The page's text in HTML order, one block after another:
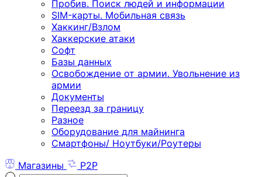
Пробив. Поиск людей и информации
SIM-карты. Мобильная связь
Хаккинг/Взлом
Хаккерские атаки
Софт
Базы данных
Освобождение от армии. Увольнение из
армии
Документы
Переезд за границу
Разное
Оборудование для майнинга
Смартфоны/ Ноутбуки/Роутеры
Магазины
P2P